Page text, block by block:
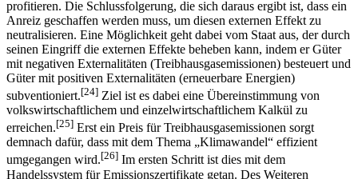
andere tun könnten und er somit keine Kosten hätte bzw. warum er
investieren soll und die anderen ohne weitere Kosten davon
profitieren. Die Schlussfolgerung, die sich daraus ergibt ist, dass ein
Anreiz geschaffen werden muss, um diesen externen Effekt zu
neutralisieren. Eine Möglichkeit geht dabei vom Staat aus, der durch
seinen Eingriff die externen Effekte beheben kann, indem er Güter
mit negativen Externalitäten (Treibhausgasemissionen) besteuert und
Güter mit positiven Externalitäten (erneuerbare Energien)
subventioniert.
Ziel ist es dabei eine Übereinstimmung von
volkswirtschaftlichem und einzelwirtschaftlichem Kalkül zu
erreichen.
Erst ein Preis für Treibhausgasemissionen sorgt
demnach dafür, dass mit dem Thema „Klimawandel“ effizient